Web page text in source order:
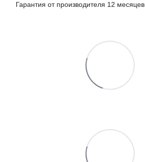
Гарантия от производителя 12 месяцев